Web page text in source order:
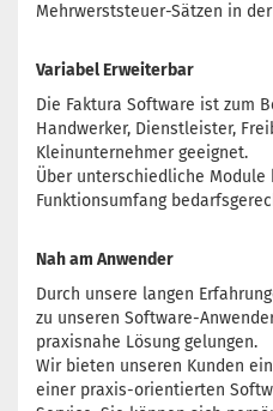
Mehrwerststeuer-Sätzen in
Variabel Erweiterbar
Die Faktura Software ist zum
Handwerker, Dienstleister,
Kleinunternehmer geeignet.
Über unterschiedliche Module
Funktionsumfang
Nah am Anwender
Durch unsere langen
zu unseren Software-
praxisnahe Lösung gelungen.
Wir bieten unseren Kunden
einer praxis-orientierten